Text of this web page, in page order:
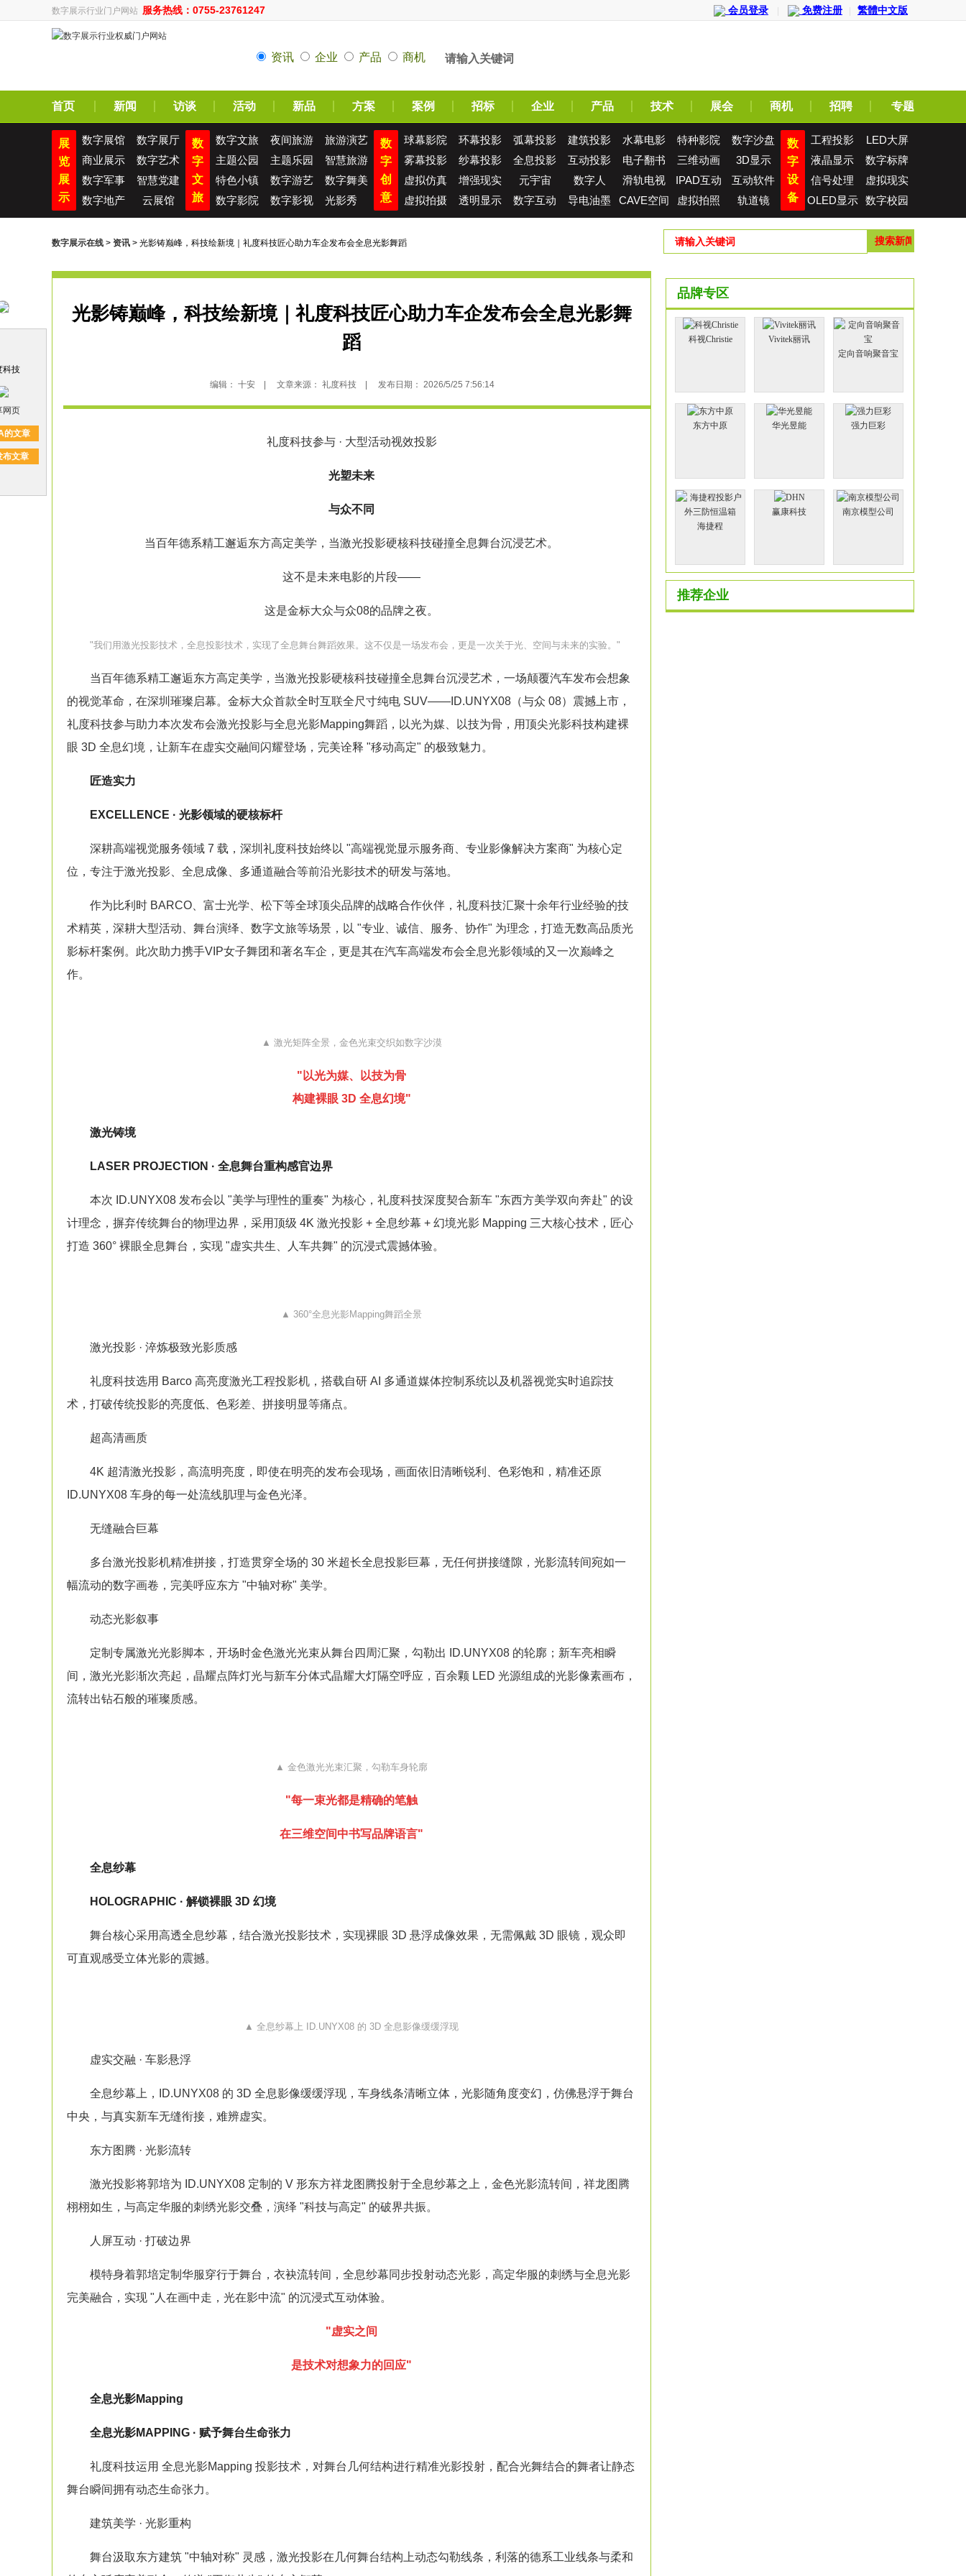
数字展示行业门户网站 服务热线：0755-23761247 会员登录 免费注册 繁體中文版
资讯 企业 产品 商机
首页 新闻 访谈 活动 新品 方案 案例 招标 企业 产品 技术 展会 商机 招聘 专题
展
览
展
示
数字展馆
数字展厅
商业展示
数字艺术
数字军事
智慧党建
数字地产
云展馆
数
字
文
旅
数字文旅 夜间旅游
旅游演艺
主题公园
主题乐园
智慧旅游
特色小镇
数字游艺
数字舞美
数字影院
数字影视 光影秀
数
字
创
意
球幕影院 环幕投影 弧幕投影 建筑投影 水幕电影 特种影院
数字沙盘
雾幕投影
纱幕投影 全息投影 互动投影 电子翻书 三维动画
3D显示
虚拟仿真
增强现实 元宇宙 数字人 滑轨电视 IPAD互动
互动软件
虚拟拍摄
透明显示 数字互动 导电油墨 CAVE空间 虚拟拍照 轨道镜
数
字
设
备
工程投影
LED大屏
液晶显示
数字标牌
信号处理
虚拟现实
OLED显示
屏
数字校园
数字展示在线 > 资讯 > 光影铸巅峰，科技绘新境｜礼度科技匠心助力车企发布会全息光影舞蹈
光影铸巅峰，科技绘新境｜礼度科技匠心助力车企发布会全息光影舞
蹈
编辑： 十安 | 文章来源： 礼度科技 | 发布日期： 2026/5/25 7:56:14
礼度科技参与 · 大型活动视效投影
光塑未来
与众不同
当百年德系精工邂逅东方高定美学，当激光投影硬核科技碰撞全息舞台沉浸艺术。
这不是未来电影的片段——
这是金标大众与众08的品牌之夜。
"我们用激光投影技术， 全息投影技术，实现了全息舞台舞蹈效果。这不仅是一场发布会，更是一次关于光、空间与未来的实验。"
当百年德系精工邂逅东方高定美学，当激光投影硬核科技碰撞全息舞台沉浸艺术，一场颠覆汽车发布会想象
的视觉革命，在深圳璀璨启幕。金标大众首款全时互联全尺寸纯电 SUV——ID.UNYX08（与众 08）震撼上市，
礼度科技参与助力本次发布会激光投影与全息光影Mapping舞蹈，以光为媒、以技为骨，用顶尖光影科技构建裸
眼 3D 全息幻境，让新车在虚实交融间闪耀登场，完美诠释 "移动高定" 的极致魅力。
匠造实力
EXCELLENCE · 光影领域的硬核标杆
深耕高端视觉服务领域 7 载，深圳礼度科技始终以 "高端视觉显示服务商、专业影像解决方案商" 为核心定
位，专注于激光投影 全息成像 、多通道融合等前沿光影技术的研发与落地。
作为比利时 BARCO、富士光学、松下等全球顶尖品牌的战略合作伙伴，礼度科技汇聚十余年行业经验的技
术精英，深耕大型活动、舞台演绎、数字文旅等场景，以 "专业、诚信、服务、协作" 为理念，打造无数高品质光
影标杆案例。此次助力携手VIP女子舞团和著名车企，更是其在汽车高端发布会全息光影领域的又一次巅峰之
作。
▲ 激光矩阵全景，金色光束交织如数字沙漠
"以光为媒、以技为骨
构建裸眼 3D 全息幻境"
激光铸境
LASER PROJECTION · 全息舞台重构感官边界
本次 ID.UNYX08 发布会以 "美学与理性的重奏" 为核心，礼度科技深度契合新车 "东西方美学双向奔赴" 的设
计理念，摒弃传统舞台的物理边界，采用顶级 4K 激光投影 + 全息纱幕 + 幻境光影 Mapping 三大核心技术，匠心
打造 360° 裸眼全息舞台，实现 "虚实共生、人车共舞" 的沉浸式震撼体验。
▲ 360°全息光影Mapping舞蹈全景
激光投影 · 淬炼极致光影质感
礼度科技选用 Barco 高亮度激光工程投影机 ，搭载自研 AI 多通道媒体控制系统以及机器视觉实时追踪技
术，打破传统投影的亮度低、色彩差、拼接明显等痛点。
超高清画质
4K 超清激光投影 ，高流明亮度，即使在明亮的发布会现场，画面依旧清晰锐利、色彩饱和，精准还原
ID.UNYX08 车身的每一处流线肌理与金色光泽。
无缝融合巨幕
多台激光投影机精准拼接，打造贯穿全场的 30 米超长全息投影巨幕，无任何拼接缝隙，光影流转间宛如一
幅流动的数字画卷，完美呼应东方 "中轴对称" 美学。
动态光影叙事
定制专属激光光影脚本，开场时金色激光光束从舞台四周汇聚，勾勒出 ID.UNYX08 的轮廓；新车亮相瞬
间，激光光影渐次亮起，晶耀点阵灯光与新车分体式晶耀大灯隔空呼应，百余颗 LED 光源组成的光影像素画布，
流转出钻石般的璀璨质感。
▲ 金色激光光束汇聚，勾勒车身轮廓
"每一束光都是精确的笔触
在三维空间中书写品牌语言"
全息纱幕
HOLOGRAPHIC · 解锁裸眼 3D 幻境
舞台核心采用高透全息纱幕 ，结合激光投影技术，实现裸眼 3D 悬浮成像效果，无需佩戴 3D 眼镜，观众即
可直观感受立体光影的震撼。
▲ 全息纱幕 上 I D.UNYX08 的 3D 全息影像缓缓浮现
虚实交融 · 车影悬浮
全息纱幕 上，ID.UNYX08 的 3D 全息影像缓缓浮现，车身线条清晰立体，光影随角度变幻，仿佛悬浮于舞台
中央，与真实新车无缝衔接，难辨虚实。
东方图腾 · 光影流转
激光投影将郭培为 ID.UNYX08 定制的 V 形东方祥龙图腾投射于全息纱幕之上，金色光影流转间，祥龙图腾
栩栩如生，与高定华服的刺绣光影交叠，演绎 "科技与高定" 的破界共振。
人屏互动 · 打破边界
模特身着郭培定制华服穿行于舞台，衣袂流转间，全息纱幕同步投射动态光影，高定华服的刺绣与全息光影
完美融合，实现 "人在画中走，光在影中流" 的沉浸式互动体验。
"虚实之间
是技术对想象力的回 应"
全息光影Mapping
全息光影MAPPING · 赋予舞台生命张力
礼度科技运用 全息光影Mapping 投影技术，对舞台几何结构进行精准光影投射，配合光舞结合的舞者让静态
舞台瞬间拥有动态生命张力。
建筑美学 · 光影重构
舞台汲取东方建筑 "中轴对称" 灵感，激光投影在几何舞台结构上动态勾勒线条，利落的德系工业线条与柔和
品牌专区
科视Christie
Vivitek丽讯
定向音响聚音宝
东方中原 华光昱能 强力巨彩
海捷程
赢康科技 南京模型公司
推荐企业
科技
网页
的文章
布文章